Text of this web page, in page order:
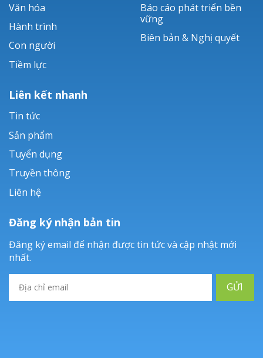
Văn hóa
Hành trình
Con người
Tiềm lực
Báo cáo phát triển bền
vững
Biên bản & Nghị quyết
Liên kết nhanh
Tin tức
Sản phẩm
Tuyển dụng
Truyền thông
Liên hệ
Đăng ký nhận bản tin
Đăng ký email để nhận được tin tức và cập nhật mới
nhất.
GỬI